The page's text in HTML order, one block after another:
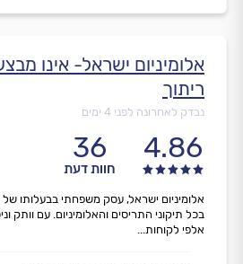
אלומיניום ישראל- אינו
ריתוך
נבדק לאחרונה לפני 4 ימים
4.86
36
חוות דעת
אלומיניום ישראל, עסק משפחתי בבעלותו
אלפי לקוחות...